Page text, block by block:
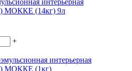
МОККЕ (14кг) 9л
+